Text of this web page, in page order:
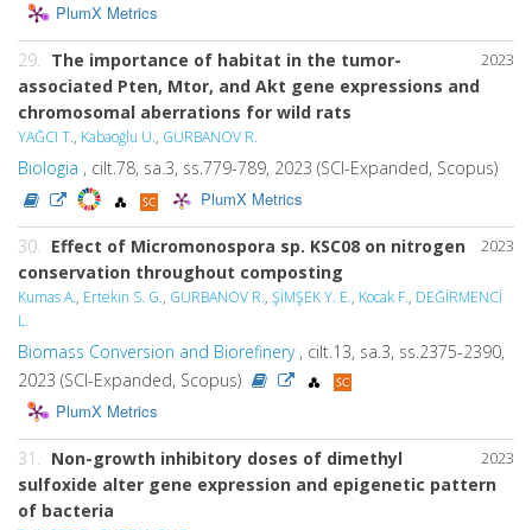
PlumX Metrics
2023
29. The importance of habitat in the tumor-
associated Pten, Mtor, and Akt gene expressions and
chromosomal aberrations for wild rats
YAĞCI T., Kabaoğlu U., GURBANOV R.
Biologia , cilt.78, sa.3, ss.779-789, 2023 (SCI-Expanded, Scopus)
PlumX Metrics
2023
30. Effect of Micromonospora sp. KSC08 on nitrogen
conservation throughout composting
Kumas A., Ertekin S. G., GURBANOV R., ŞİMŞEK Y. E., Kocak F., DEĞİRMENCİ
L.
Biomass Conversion and Biorefinery, cilt.13, sa.3, ss.2375-2390,
2023 (SCI-Expanded, Scopus)
PlumX Metrics
2023
31. Non-growth inhibitory doses of dimethyl
sulfoxide alter gene expression and epigenetic pattern
of bacteria